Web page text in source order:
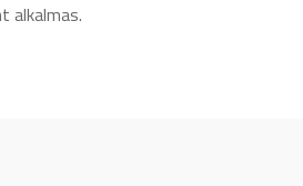
alkalmas.